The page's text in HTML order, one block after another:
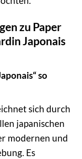
zu Paper
Japonais
so
sich durch
japanischen
modernen und
Es